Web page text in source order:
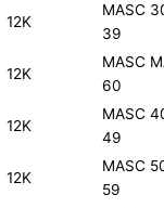
12K
MASC
39
12K
MASC
60
12K
MASC
49
12K
MASC
59